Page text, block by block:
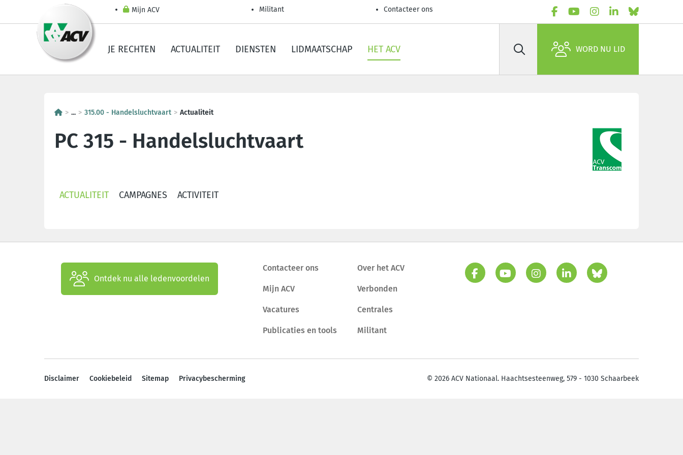
Mijn ACV Militant Contacteer ons
JE RECHTEN ACTUALITEIT DIENSTEN LIDMAATSCHAP HET ACV Zoek WORD NU LID
... 315.00 - Handelsluchtvaart Actualiteit
PC 315 - Handelsluchtvaart
ACTUALITEIT CAMPAGNES ACTIVITEIT
Ontdek nu alle ledenvoordelen
Contacteer ons
Mijn ACV
Vacatures
Publicaties en tools
Over het ACV
Verbonden
Centrales
Militant
Disclaimer Cookiebeleid Sitemap Privacybescherming © 2026 ACV Nationaal. Haachtsesteenweg, 579 - 1030 Schaarbeek